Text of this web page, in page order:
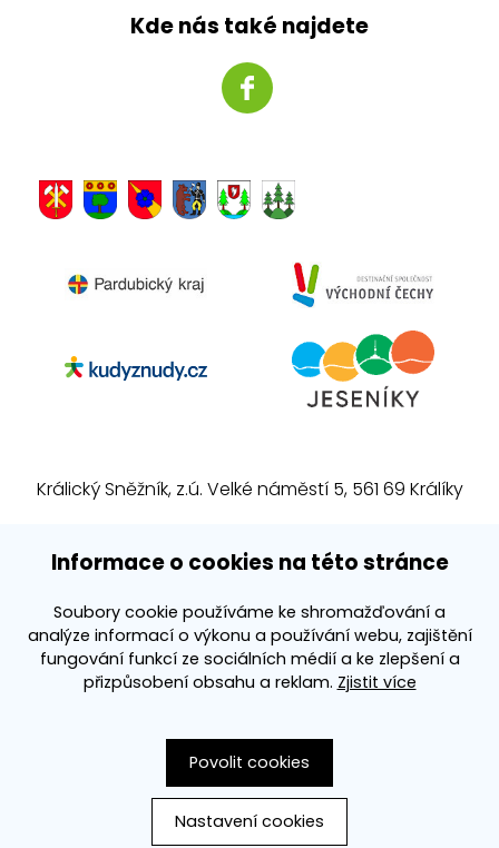
Informace o cookies na této stránce
Soubory cookie používáme ke shromažďování a
analýze informací o výkonu a používání webu, zajištění
fungování funkcí ze sociálních médií a ke zlepšení a
přizpůsobení obsahu a reklam. Zjistit více
Povolit cookies
Nastavení cookies
Kde nás také najdete
Králický Sněžník, z.ú. Velké náměstí 5, 561 69 Králíky
E-mail:info@kralickysneznik.net
3k platforma
Vytvořila společnostPS Works s. r. o.